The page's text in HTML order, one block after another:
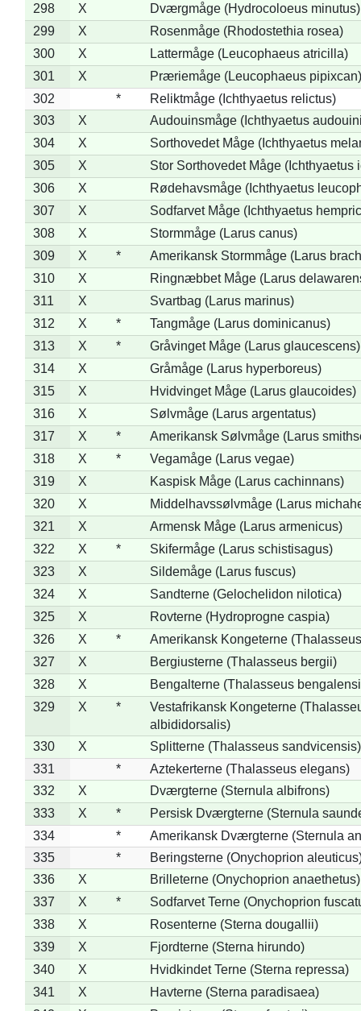
298
X
Dværgmåge (Hydrocoloeus minutus)
299
X
Rosenmåge (Rhodostethia rosea)
300
X
Lattermåge (Leucophaeus atricilla)
301
X
Præriemåge (Leucophaeus pipixcan)
302
*
Reliktmåge (Ichthyaetus relictus)
303
X
Audouinsmåge (Ichthyaetus
304
X
Sorthovedet Måge (Ichthyaetus
305
X
Stor Sorthovedet Måge (Ichthyaetus
306
X
Rødehavsmåge (Ichthyaetus
307
X
Sodfarvet Måge (Ichthyaetus
308
X
Stormmåge (Larus canus)
309
X *
Amerikansk Stormmåge (Larus
310
X
Ringnæbbet Måge (Larus
311
X
Svartbag (Larus marinus)
312
X *
Tangmåge (Larus dominicanus)
313
X *
Gråvinget Måge (Larus glaucescens)
314
X
Gråmåge (Larus hyperboreus)
315
X
Hvidvinget Måge (Larus glaucoides)
316
X
Sølvmåge (Larus argentatus)
317
X *
Amerikansk Sølvmåge (Larus
318
X *
Vegamåge (Larus vegae)
319
X
Kaspisk Måge (Larus cachinnans)
320
X
Middelhavssølvmåge (Larus
321
X
Armensk Måge (Larus armenicus)
322
X *
Skifermåge (Larus schistisagus)
323
X
Sildemåge (Larus fuscus)
324
X
Sandterne (Gelochelidon nilotica)
325
X
Rovterne (Hydroprogne caspia)
326
X *
Amerikansk Kongeterne
327
X
Bergiusterne (Thalasseus bergii)
328
X
Bengalterne (Thalasseus
329
X *
Vestafrikansk Kongeterne
albididorsalis)
330
X
Splitterne (Thalasseus sandvicensis)
331
*
Aztekerterne (Thalasseus elegans)
332
X
Dværgterne (Sternula albifrons)
333
X *
Persisk Dværgterne (Sternula
334
*
Amerikansk Dværgterne (Sternula
335
*
Beringsterne (Onychoprion
336
X
Brilleterne (Onychoprion anaethetus)
337
X *
Sodfarvet Terne (Onychoprion
338
X
Rosenterne (Sterna dougallii)
339
X
Fjordterne (Sterna hirundo)
340
X
Hvidkindet Terne (Sterna repressa)
341
X
Havterne (Sterna paradisaea)